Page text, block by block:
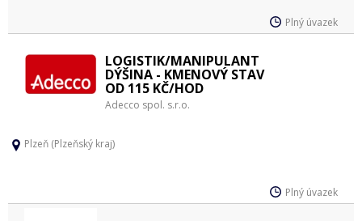
Plný úvazek
LOGISTIK/MANIPULANT
DÝŠINA - KMENOVÝ STAV
OD 115 KČ/HOD
Adecco spol. s.r.o.
Plzeň (Plzeňský kraj)
Plný úvazek